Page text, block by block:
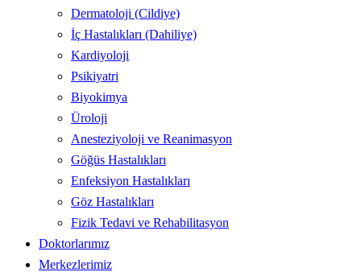
Dermatoloji (Cildiye)
İç Hastalıkları (Dahiliye)
Kardiyoloji
Psikiyatri
Biyokimya
Üroloji
Anesteziyoloji ve Reanimasyon
Göğüs Hastalıkları
Enfeksiyon Hastalıkları
Göz Hastalıkları
Fizik Tedavi ve Rehabilitasyon
Doktorlarımız
Merkezlerimiz